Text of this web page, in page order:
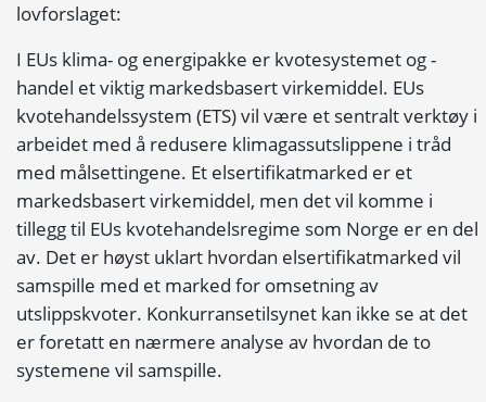
lovforslaget:
I EUs klima- og energipakke er kvotesystemet og -
handel et viktig markedsbasert virkemiddel. EUs
kvotehandelssystem (ETS) vil være et sentralt verktøy i
arbeidet med å redusere klimagassutslippene i tråd
med målsettingene. Et elsertifikatmarked er et
markedsbasert virkemiddel, men det vil komme i
tillegg til EUs kvotehandelsregime som Norge er en del
av. Det er høyst uklart hvordan elsertifikatmarked vil
samspille med et marked for omsetning av
utslippskvoter. Konkurransetilsynet kan ikke se at det
er foretatt en nærmere analyse av hvordan de to
systemene vil samspille.